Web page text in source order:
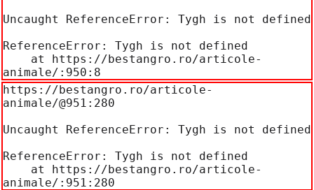
Uncaught ReferenceError: Tygh is not defined
ReferenceError: Tygh is not defined
animale/:950:8
https://bestangro.ro/articole-
animale/@951:280
Uncaught ReferenceError: Tygh is not defined
ReferenceError: Tygh is not defined
animale/:951:280